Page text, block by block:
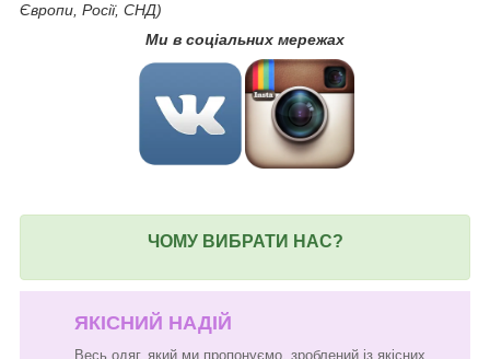
Європи, Росії, СНД)
Ми в соціальних мережах
ЧОМУ ВИБРАТИ НАС?
ЯКІСНИЙ НАДІЙ
Весь одяг, який ми пропонуємо, зроблений із якісних